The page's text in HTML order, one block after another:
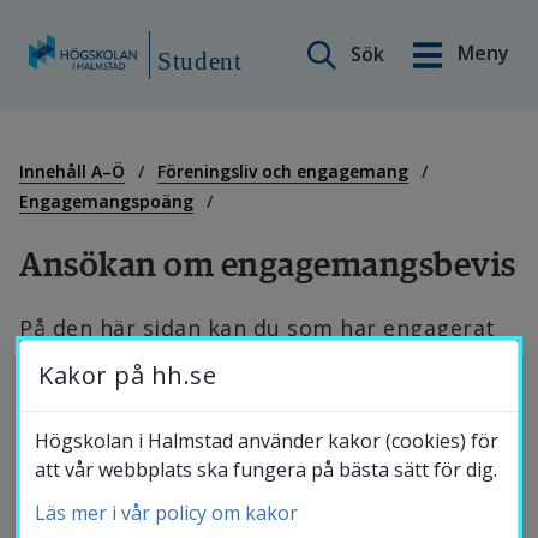
innehåll
Student
Sök
Meny
Innehåll A–Ö
Föreningsliv och engagemang
Engagemangspoäng
Ansökan om engagemangsbevis
På den här sidan kan du som har engagerat
dig i föreningslivet och utfört uppdrag som
ger engagemangspoäng ansöka om ett
samlat engagemangsbevis.
Ansök om ett engagemangsbevis här
English
Min sida
Innehåll A–Ö
Studiestöd
Studentnytt
Kakor på hh.se
Högskolan i Halmstad använder kakor (cookies) för
att vår webbplats ska fungera på bästa sätt för dig.
Läs mer i vår policy om kakor